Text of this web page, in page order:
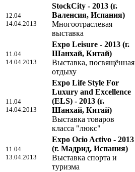
12.04
14.04.2013
StockCity - 2013 (г.
Валенсия, Испания)
Многоотраслевая
выставка
11.04
14.04.2013
Expo Leisure - 2013 (г.
Шанхай, Китай)
Выставка, посвящённая
отдыху
11.04
14.04.2013
Expo Life Style For
Luxury and Excellence
(ELS) - 2013 (г.
Шанхай, Китай)
Выставка товаров
класса "люкс"
11.04
13.04.2013
Expo Ocio Activo - 2013
(г. Мадрид, Испания)
Выставка спорта и
туризма